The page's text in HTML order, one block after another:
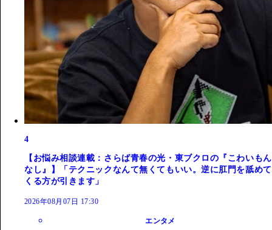
4
【お悩み相談連載：さらば青春の光・東ブクロの『こわいもん
なし』】「テクニックなんて無くてもいい。逆に肛門を舐めて
くる方が引きます」
2026年08月07日 17:30
エンタメ